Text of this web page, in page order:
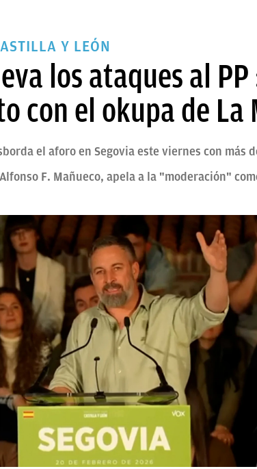
Y LEÓN
los ataques al
con el okupa de La
el aforo en Segovia este viernes con más
F. Mañueco, apela a la "moderación"